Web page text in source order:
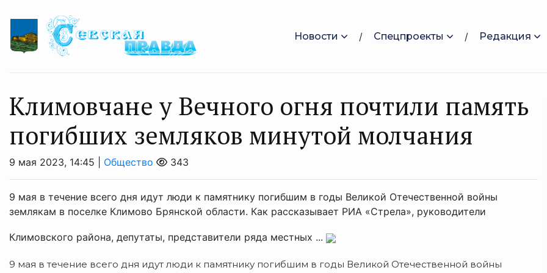
Новости Спецпроекты Редакция
Климовчане у Вечного огня почтили память
погибших земляков минутой молчания
9 мая 2023, 14:45 | Общество 343
9 мая в течение всего дня идут люди к памятнику погибшим в годы Великой Отечественной войны
землякам в поселке Климово Брянской области. Как рассказывает РИА «Стрела», руководители
Климовского района, депутаты, представители ряда местных ...
9 мая в течение всего дня идут люди к памятнику погибшим в годы Великой Отечественной войны